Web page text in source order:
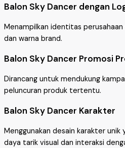
Balon Sky Dancer dengan
Menampilkan identitas
dan warna brand.
Balon Sky Dancer Promosi
Dirancang untuk mendukung
peluncuran produk tertentu.
Balon Sky Dancer Karakter
Menggunakan desain karakter
daya tarik visual dan interaksi